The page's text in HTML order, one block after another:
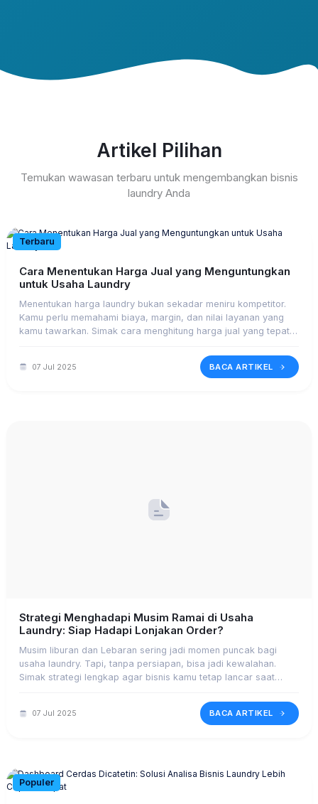
Artikel Pilihan
Temukan wawasan terbaru untuk mengembangkan bisnis
laundry Anda
Terbaru
Cara Menentukan Harga Jual yang Menguntungkan
untuk Usaha Laundry
Menentukan harga laundry bukan sekadar meniru kompetitor.
Kamu perlu memahami biaya, margin, dan nilai layanan yang
kamu tawarkan. Simak cara menghitung harga jual yang tepat
07 Jul 2025 BACA ARTIKEL
Strategi Menghadapi Musim Ramai di Usaha
Laundry: Siap Hadapi Lonjakan Order?
Musim liburan dan Lebaran sering jadi momen puncak bagi
usaha laundry. Tapi, tanpa persiapan, bisa jadi kewalahan.
Simak strategi lengkap agar bisnis kamu tetap lancar saat
07 Jul 2025 BACA ARTIKEL
Populer